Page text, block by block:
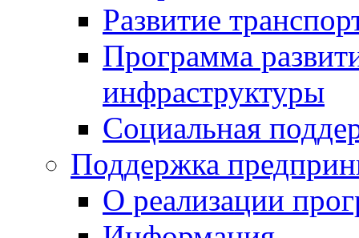
Развитие
Программа
инфраструктуры
Социальная
Поддержка
О реализации